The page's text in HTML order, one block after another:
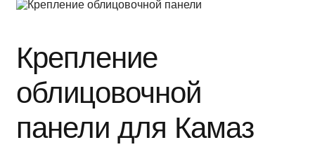
Доставка и Гарантия
Отзывы
БЛОГ
Крепление
облицовочной
панели для Камаз